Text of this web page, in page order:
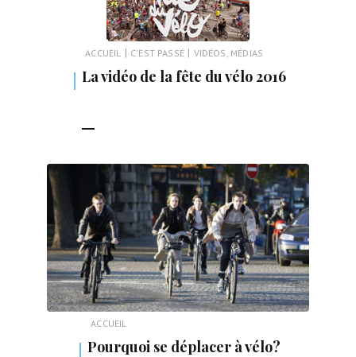
ACCUEIL | C'EST PASSÉ | VIDÉOS, MÉDIAS
La vidéo de la fête du vélo 2016
ACCUEIL
Pourquoi se déplacer à vélo?